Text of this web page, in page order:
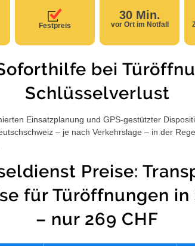
Festpreis
30 Min.
vor Ort im Notfall
bei
Schlüsselverlust
Einsatzplanung und GPS-gestützter
– je nach Verkehrslage – in der
Preise:
für Türöffnungen in
– nur 269 CHF